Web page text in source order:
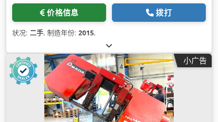
价格信息 拨打
状况: 二手, 制造年份: 2015,
小广告